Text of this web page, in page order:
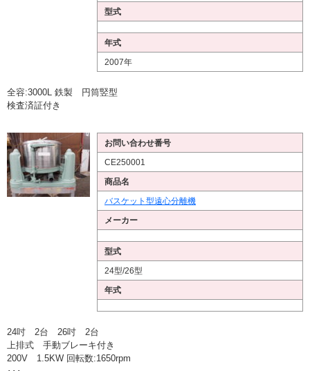
型式
年式
2007年
全容:3000L 鉄製 円筒竪型
検査済証付き
お問い合わせ番号
CE250001
商品名
バスケット型遠心分離機
メーカー
型式
24型/26型
年式
24吋 2台 26吋 2台
上排式 手動ブレーキ付き
200V 1.5KW 回転数:1650rpm